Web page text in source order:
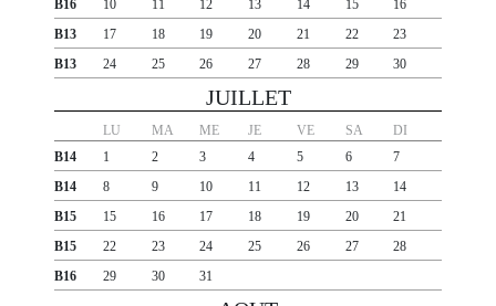
B16
10 11 12 13 14 15
16
B13
17 18 19 20 21 22
23
B13
24 25 26 27 28 29 30
JUILLET
LU MA ME JE VE SA
DI
B14
1 2 3 4 5 6
7
B14
8 9 10 11 12 13
14
B15
15 16 17 18 19 20
21
B15
22 23 24 25 26 27
28
B16
29 30 31